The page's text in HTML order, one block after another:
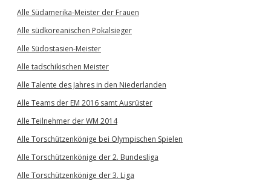
Alle Südamerika-Meister der Frauen
Alle südkoreanischen Pokalsieger
Alle Südostasien-Meister
Alle tadschikischen Meister
Alle Talente des Jahres in den Niederlanden
Alle Teams der EM 2016 samt Ausrüster
Alle Teilnehmer der WM 2014
Alle Torschützenkönige bei Olympischen Spielen
Alle Torschützenkönige der 2. Bundesliga
Alle Torschützenkönige der 3. Liga